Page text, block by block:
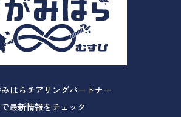
はらチアリングパートナー
最新情報をチェック